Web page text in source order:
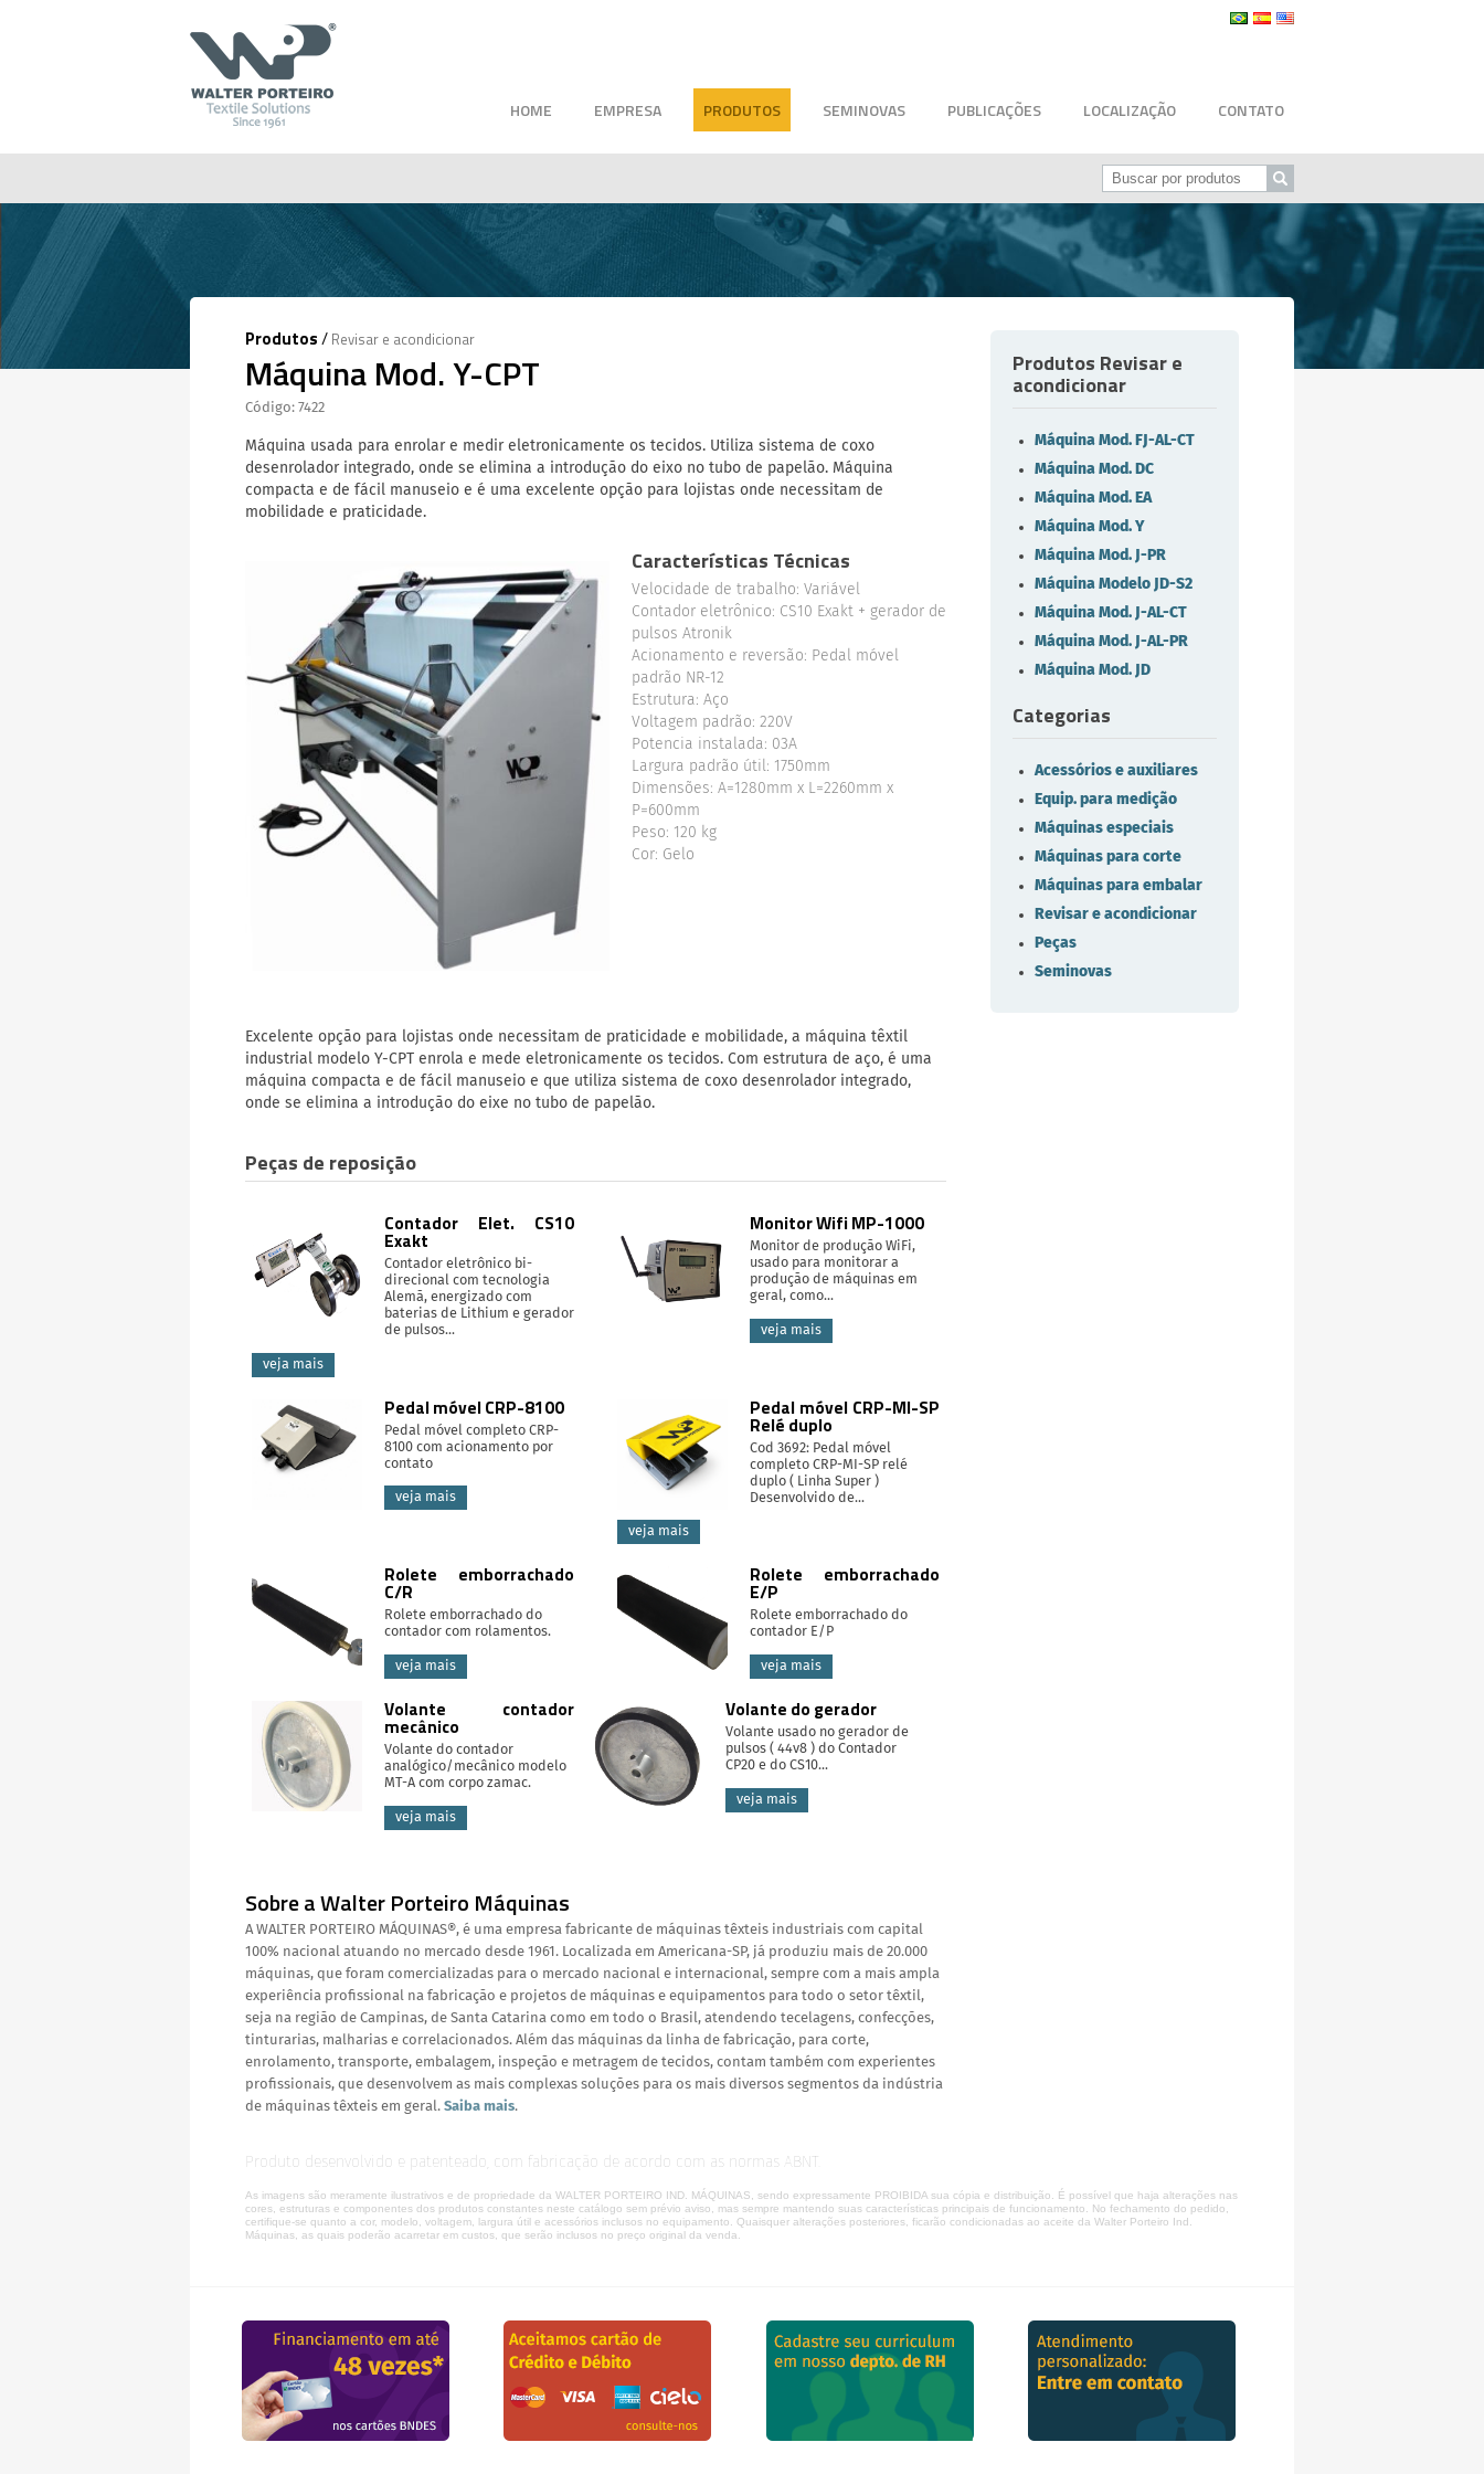
HOME EMPRESA PRODUTOS SEMINOVAS PUBLICAÇÕES LOCALIZAÇÃO CONTATO
Produtos/ Revisar e acondicionar
Máquina Mod. Y-CPT
Código: 7422
Máquina usada para enrolar e medir eletronicamente os tecidos. Utiliza sistema de coxo
desenrolador integrado, onde se elimina a introdução do eixo no tubo de papelão. Máquina
compacta e de fácil manuseio e é uma excelente opção para lojistas onde necessitam de
mobilidade e praticidade.
Características Técnicas
Velocidade de trabalho: Variável
Contador eletrônico: CS10 Exakt + gerador de
pulsos Atronik
Acionamento e reversão: Pedal móvel
padrão NR-12
Estrutura: Aço
Voltagem padrão: 220V
Potencia instalada: 03A
Largura padrão útil: 1750mm
Dimensões: A=1280mm x L=2260mm x
P=600mm
Peso: 120 kg
Cor: Gelo
Excelente opção para lojistas onde necessitam de praticidade e mobilidade, a máquina têxtil
industrial modelo Y-CPT enrola e mede eletronicamente os tecidos. Com estrutura de aço, é uma
máquina compacta e de fácil manuseio e que utiliza sistema de coxo desenrolador integrado,
onde se elimina a introdução do eixe no tubo de papelão.
Peças de reposição
Contador Elet. CS10
Exakt
Contador eletrônico bi-
direcional com tecnologia
Alemã, energizado com
baterias de Lithium e gerador
de pulsos...
veja mais
Monitor Wifi MP-1000
Monitor de produção WiFi,
usado para monitorar a
produção de máquinas em
geral, como...
veja mais
Pedal móvel CRP-8100
Pedal móvel completo CRP-
8100 com acionamento por
contato
veja mais
Pedal móvel CRP-MI-SP
Relé duplo
Cod 3692: Pedal móvel
completo CRP-MI-SP relé
duplo ( Linha Super )
Desenvolvido de...
veja mais
Rolete emborrachado
C/R
Rolete emborrachado do
contador com rolamentos.
veja mais
Rolete emborrachado
E/P
Rolete emborrachado do
contador E/P
veja mais
Volante contador
mecânico
Volante do contador
analógico/mecânico modelo
MT-A com corpo zamac.
veja mais
Volante do gerador
Volante usado no gerador de
pulsos ( 44v8 ) do Contador
CP20 e do CS10...
veja mais
Sobre a Walter Porteiro Máquinas
A WALTER PORTEIRO MÁQUINAS®, é uma empresa fabricante de máquinas têxteis industriais com capital
100% nacional atuando no mercado desde 1961. Localizada em Americana-SP, já produziu mais de 20.000
máquinas, que foram comercializadas para o mercado nacional e internacional, sempre com a mais ampla
experiência profissional na fabricação e projetos de máquinas e equipamentos para todo o setor têxtil,
seja na região de Campinas, de Santa Catarina como em todo o Brasil, atendendo tecelagens, confecções,
tinturarias, malharias e correlacionados. Além das máquinas da linha de fabricação, para corte,
enrolamento, transporte, embalagem, inspeção e metragem de tecidos, contam também com experientes
profissionais, que desenvolvem as mais complexas soluções para os mais diversos segmentos da indústria
de máquinas têxteis em geral. Saiba mais.
Produtos Revisar e
acondicionar
Máquina Mod. FJ-AL-CT
Máquina Mod. DC
Máquina Mod. EA
Máquina Mod. Y
Máquina Mod. J-PR
Máquina Modelo JD-S2
Máquina Mod. J-AL-CT
Máquina Mod. J-AL-PR
Máquina Mod. JD
Categorias
Acessórios e auxiliares
Equip. para medição
Máquinas especiais
Máquinas para corte
Máquinas para embalar
Revisar e acondicionar
Peças
Seminovas
Produto desenvolvido e patenteado, com fabricação de acordo com as normas ABNT.
As imagens são meramente ilustrativos e de propriedade da WALTER PORTEIRO IND. MÁQUINAS, sendo expressamente PROIBIDA sua cópia e distribuição. É possível que haja alterações nas
cores, estruturas e componentes dos produtos constantes neste catálogo sem prévio aviso, mas sempre mantendo suas características principais de funcionamento. No fechamento do pedido,
certifique-se quanto a cor, modelo, voltagem, largura útil e acessórios inclusos no equipamento. Quaisquer alterações posteriores, ficarão condicionadas ao aceite da Walter Porteiro Ind.
Máquinas, as quais poderão acarretar em custos, que serão inclusos no preço original da venda.